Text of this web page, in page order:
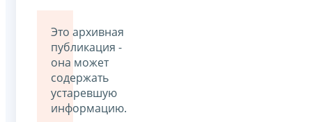
Это архивная
публикация -
она может
содержать
устаревшую
информацию.